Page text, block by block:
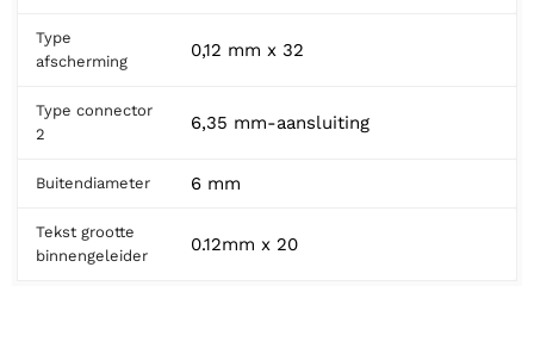
Type
afscherming
0,12 mm x 32
Type connector
2
6,35 mm-aansluiting
Buitendiameter 6 mm
Tekst grootte
binnengeleider
0.12mm x 20